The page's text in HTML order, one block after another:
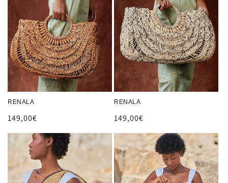
RENALA
Prix
149,00€
RENALA
Prix
149,00€